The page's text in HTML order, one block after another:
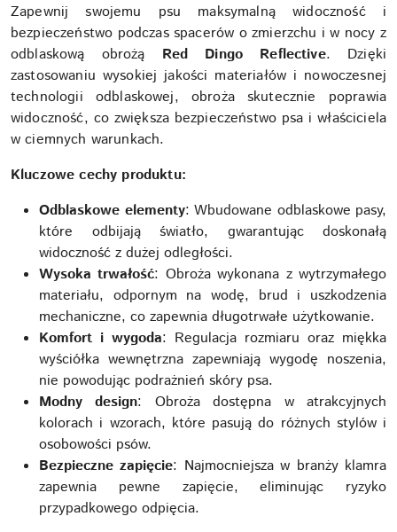
Zapewnij swojemu psu maksymalną widoczność i
bezpieczeństwo podczas spacerów o zmierzchu i w nocy z
odblaskową obrożą Red Dingo Reflective. Dzięki
zastosowaniu wysokiej jakości materiałów i nowoczesnej
technologii odblaskowej, obroża skutecznie poprawia
widoczność, co zwiększa bezpieczeństwo psa i właściciela
w ciemnych warunkach.
Kluczowe cechy produktu:
Odblaskowe elementy: Wbudowane odblaskowe pasy,
które odbijają światło, gwarantując doskonałą
widoczność z dużej odległości.
Wysoka trwałość: Obroża wykonana z wytrzymałego
materiału, odpornym na wodę, brud i uszkodzenia
mechaniczne, co zapewnia długotrwałe użytkowanie.
Komfort i wygoda: Regulacja rozmiaru oraz miękka
wyściółka wewnętrzna zapewniają wygodę noszenia,
nie powodując podrażnień skóry psa.
Modny design: Obroża dostępna w atrakcyjnych
kolorach i wzorach, które pasują do różnych stylów i
osobowości psów.
Bezpieczne zapięcie: Najmocniejsza w branży klamra
zapewnia pewne zapięcie, eliminując ryzyko
przypadkowego odpięcia.